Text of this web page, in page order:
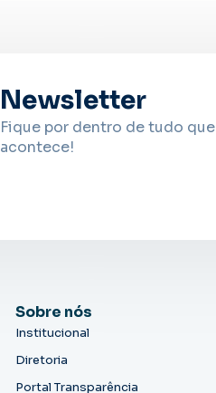
Newsletter
Fique por dentro de tudo que
acontece!
Sobre nós
Institucional
Diretoria
Portal Transparência